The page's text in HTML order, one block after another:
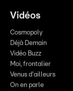
Vidéos
Cosmopoly
Déjà Demain
Vidéo Buzz
Moi, frontalier
Venus d'ailleurs
On en parle